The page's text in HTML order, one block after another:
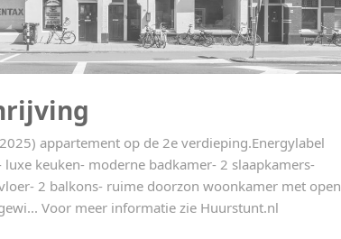
appartement op de 2e verdieping.Energylabel
luxe keuken- moderne badkamer- 2 slaapkamers-
2 balkons- ruime doorzon woonkamer met open
Voor meer informatie zie Huurstunt.nl